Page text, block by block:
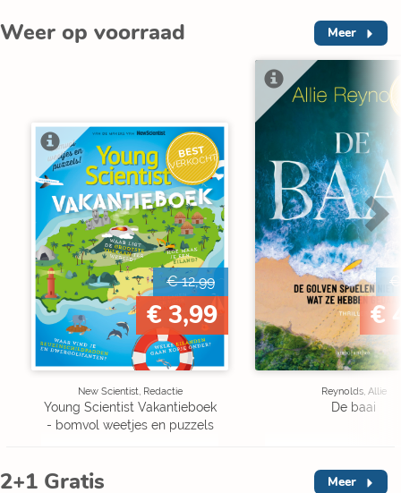
Weer op voorraad Meer
BEST
VERKOCHT
€ 12,99
€ 3,99
New Scientist, Redactie
Young Scientist Vakantieboek
- bomvol weetjes en puzzels
€
€
Reynolds, Allie
De baai
2+1 Gratis Meer